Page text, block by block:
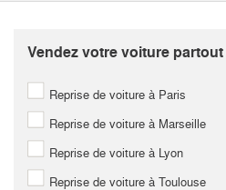
Vendez votre voiture
Reprise de voiture à Paris
Reprise de voiture à Marseille
Reprise de voiture à Lyon
Reprise de voiture à Toulouse